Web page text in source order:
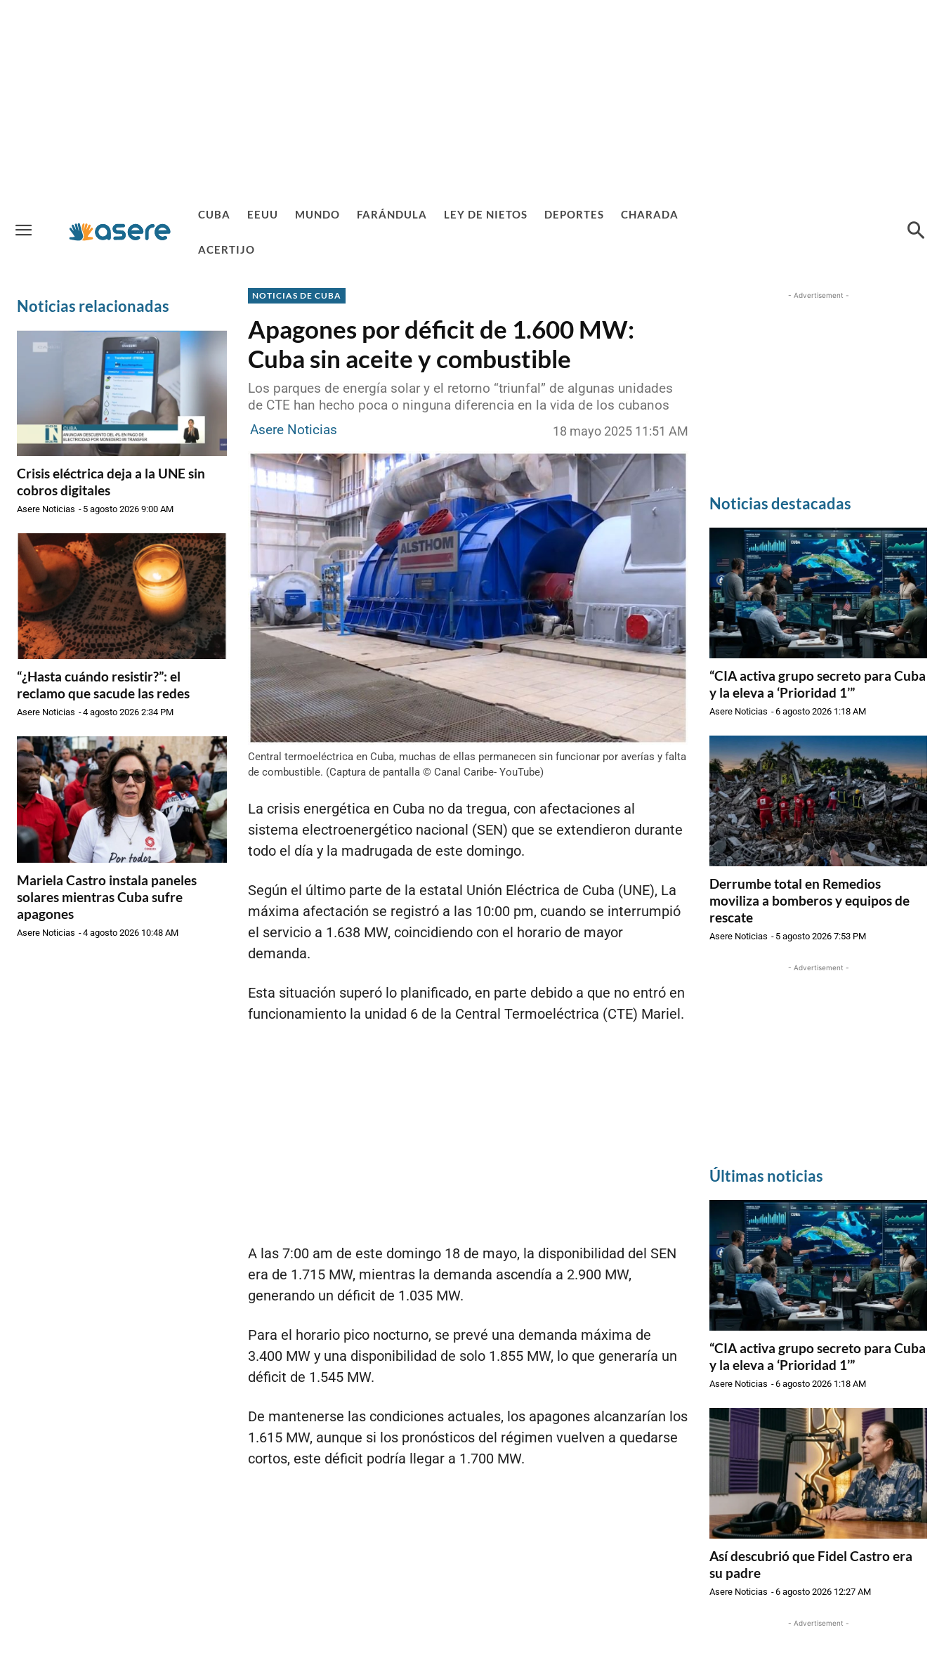
CUBA EEUU MUNDO FARÁNDULA LEY DE NIETOS DEPORTES CHARADA
ACERTIJO
Noticias relacionadas
Crisis eléctrica deja a la UNE sin
cobros digitales
Asere Noticias - 5 agosto 2026 9:00 AM
“¿Hasta cuándo resistir?”: el
reclamo que sacude las redes
Asere Noticias -4 agosto 2026 2:34 PM
Mariela Castro instala paneles
solares mientras Cuba sufre
apagones
Asere Noticias -4 agosto 2026 10:48 AM
NOTICIAS DE CUBA
Apagones por déficit de 1.600 MW:
Cuba sin aceite y combustible
Los parques de energía solar y el retorno “triunfal” de algunas unidades
de CTE han hecho poca o ninguna diferencia en la vida de los cubanos
Asere Noticias
18 mayo 2025 11:51 AM
Central termoeléctrica en Cuba, muchas de ellas permanecen sin funcionar por averías y falta
de combustible. (Captura de pantalla © Canal Caribe- YouTube)
La crisis energética en Cuba no da tregua, con afectaciones al
sistema electroenergético nacional (SEN) que se extendieron durante
todo el día y la madrugada de este domingo.
Según el último parte de la estatal Unión Eléctrica de Cuba (UNE), La
máxima afectación se registró a las 10:00 pm, cuando se interrumpió
el servicio a 1.638 MW, coincidiendo con el horario de mayor
demanda.
Esta situación superó lo planificado, en parte debido a que no entró en
funcionamiento la unidad 6 de la Central Termoeléctrica (CTE) Mariel.
A las 7:00 am de este domingo 18 de mayo, la disponibilidad del SEN
era de 1.715 MW, mientras la demanda ascendía a 2.900 MW,
generando un déficit de 1.035 MW.
Para el horario pico nocturno, se prevé una demanda máxima de
3.400 MW y una disponibilidad de solo 1.855 MW, lo que generaría un
déficit de 1.545 MW.
De mantenerse las condiciones actuales, los apagones alcanzarían los
1.615 MW, aunque si los pronósticos del régimen vuelven a quedarse
cortos, este déficit podría llegar a 1.700 MW.
- Advertisement -
Noticias destacadas
“CIA activa grupo secreto para Cuba
y la eleva a ‘Prioridad 1’”
Asere Noticias -6 agosto 2026 1:18 AM
Derrumbe total en Remedios
moviliza a bomberos y equipos de
rescate
Asere Noticias - 5 agosto 2026 7:53 PM
- Advertisement -
Últimas noticias
“CIA activa grupo secreto para Cuba
y la eleva a ‘Prioridad 1’”
Asere Noticias -6 agosto 2026 1:18 AM
Así descubrió que Fidel Castro era
su padre
Asere Noticias -6 agosto 2026 12:27 AM
- Advertisement -